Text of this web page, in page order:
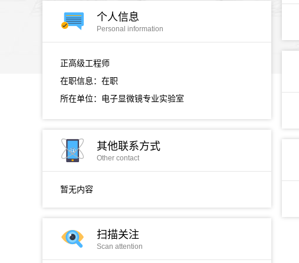
个人信息
Personal information
正高级工程师
在职信息：在职
所在单位：电子显微镜专业实验室
其他联系方式
Other contact
暂无内容
扫描关注
Scan attention